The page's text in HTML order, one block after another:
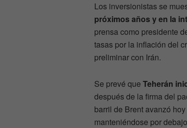
Los inversionistas se
próximos años y en la
prensa como presidente
tasas por la inflación del
preliminar con Irán.
Se prevé que Teherán
después de la firma del
barril de Brent avanzó
manteniéndose por